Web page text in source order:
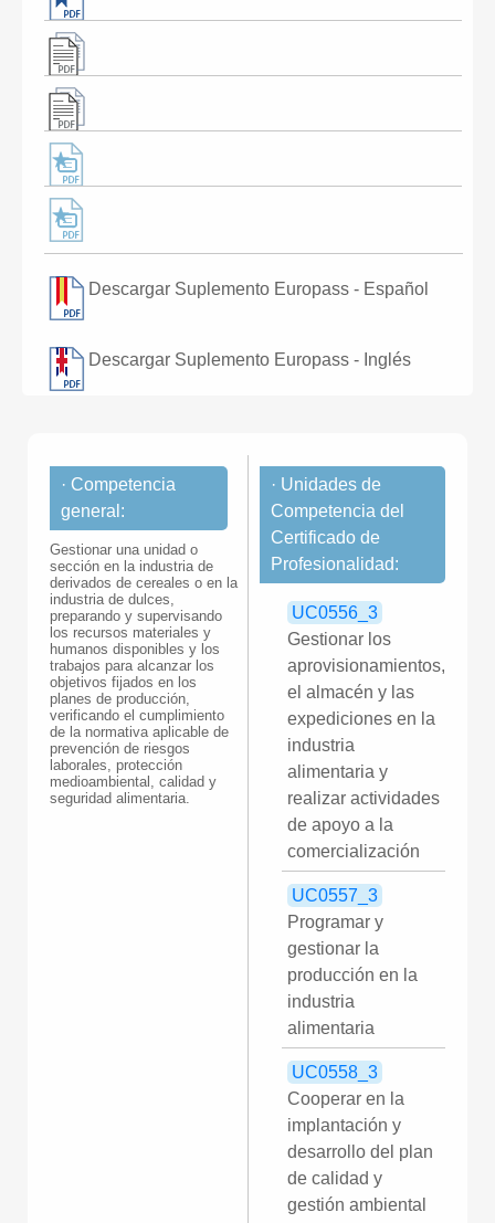
Descargar Suplemento Europass - Español
Descargar Suplemento Europass - Inglés
· Competencia
general:
Gestionar una unidad o
sección en la industria de
derivados de cereales o en la
industria de dulces,
preparando y supervisando
los recursos materiales y
humanos disponibles y los
trabajos para alcanzar los
objetivos fijados en los
planes de producción,
verificando el cumplimiento
de la normativa aplicable de
prevención de riesgos
laborales, protección
medioambiental, calidad y
seguridad alimentaria.
· Unidades de
Competencia del
Certificado de
Profesionalidad:
UC0556_3
Gestionar los
aprovisionamientos,
el almacén y las
expediciones en la
industria
alimentaria y
realizar actividades
de apoyo a la
comercialización
UC0557_3
Programar y
gestionar la
producción en la
industria
alimentaria
UC0558_3
Cooperar en la
implantación y
desarrollo del plan
de calidad y
gestión ambiental